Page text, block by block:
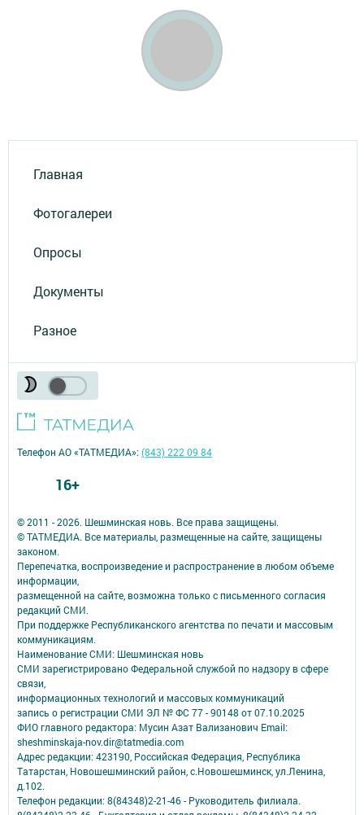
Главная
Фотогалереи
Опросы
Документы
Разное
© 2011 - 2026. Шешминская новь. Все права защищены.
© ТАТМЕДИА. Все материалы, размещенные на сайте, защищены
законом.
Перепечатка, воспроизведение и распространение в любом объеме
информации,
размещенной на сайте, возможна только с письменного согласия
редакций СМИ.
При поддержке Республиканского агентства по печати и массовым
коммуникациям.
Наименование СМИ: Шешминская новь
СМИ зарегистрировано Федеральной службой по надзору в сфере
связи,
информационных технологий и массовых коммуникаций
запись о регистрации СМИ ЭЛ № ФС 77 - 90148 от 07.10.2025
ФИО главного редактора: Мусин Азат Вализанович Email:
sheshminskaja-nov.dir@tatmedia.com
Адрес редакции: 423190, Российская Федерация, Республика
Татарстан, Новошешминский район, с.Новошешминск, ул.Ленина,
д.102.
Телефон редакции: 8(84348)2-21-46 - Руководитель филиала.
Телефон АО «ТАТМЕДИА»:(843) 222 09 84
16+